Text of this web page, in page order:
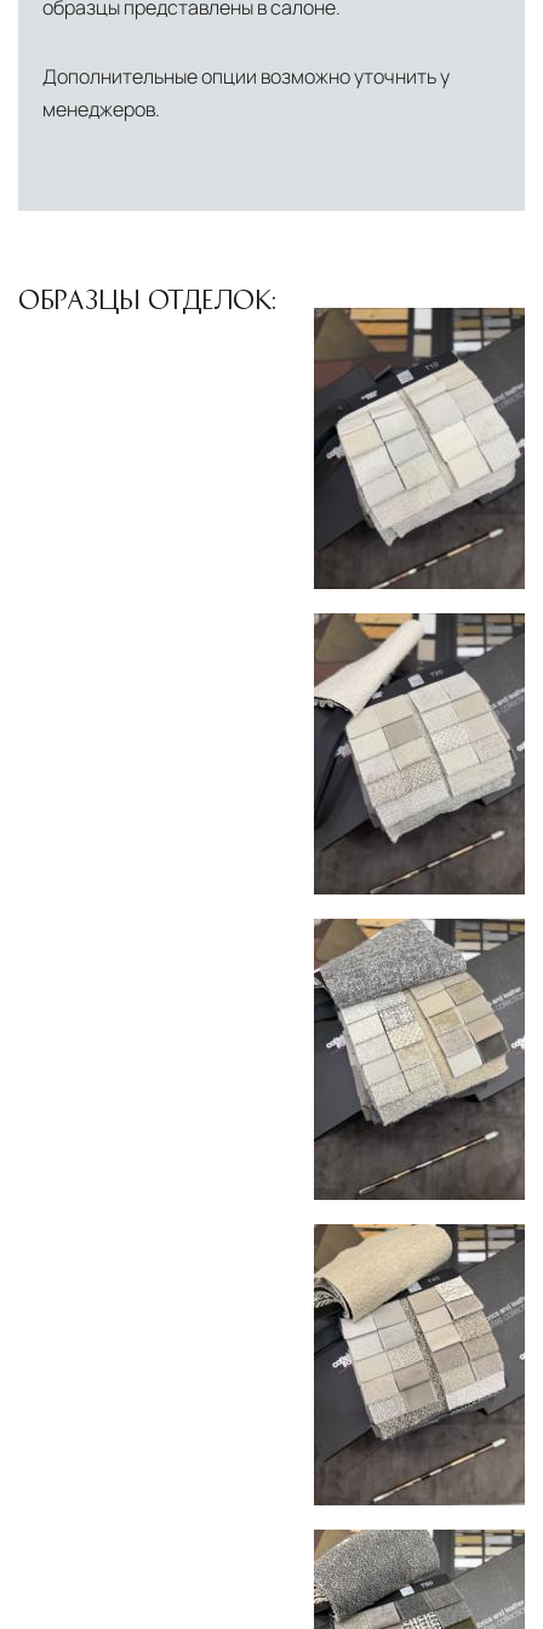
Средиземноморского региона
логистический хаб для европейского рынка
Другие страны Европы— расширенная
Условия доставки по Москве и Московской
Для клиентов Москвы и МО предусмотрены
— транспортировка
товара от нашего склада непосредственно к
месту назначения с соблюдением сроков
—
квалифицированные грузчики
осуществляют разгрузку с применением
специального оборудования и техники
— доставка мебели и
дверных блоков в квартиры и офисы с
использованием лифтов или монтажных
— специалисты
распаковывают товар и устанавливают его в
Вывоз упаковочного материала— полная
очистка помещения от тары и упаковки
— осмотр товара на
предмет повреждений и дефектов при
Стандартная доставка по
Москве осуществляется в течение 3-5 рабочих
дней. Для Московской области сроки зависят
от удалённости объекта и варьируются от 5 до
10 рабочих дней. Возможна срочная доставка
при наличии свободных логистических
Управление логистикой и контроль
Каждый заказ отслеживается в режиме
реального времени через систему GPS-
мониторинга. Наша команда логистических
специалистов с опытом работы в
образцы представлены в салоне.
Дополнительные опции возможно уточнить у
менеджеров.
ОБРАЗЦЫ ОТДЕЛОК: